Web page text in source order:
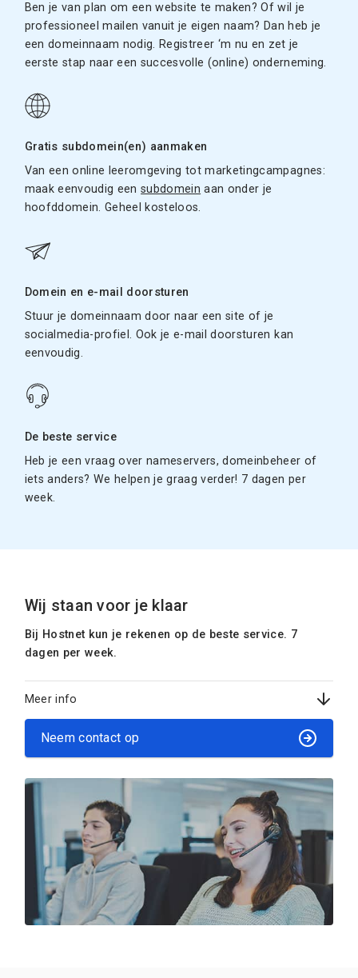
Ben je van plan om een website te maken? Of wil je
professioneel mailen vanuit je eigen naam? Dan heb je
een domeinnaam nodig. Registreer ‘m nu en zet je
eerste stap naar een succesvolle (online) onderneming.
Gratis subdomein(en) aanmaken
Van een online leeromgeving tot marketingcampagnes:
maak eenvoudig eensubdomein aan onder je
hoofddomein. Geheel kosteloos.
Domein en e-mail doorsturen
Stuur je domeinnaam door naar een site of je
socialmedia-profiel. Ook je e-mail doorsturen kan
eenvoudig.
De beste service
Heb je een vraag over nameservers, domeinbeheer of
iets anders? We helpen je graag verder! 7 dagen per
week.
Wij staan voor je klaar
Bij Hostnet kun je rekenen op de beste service. 7
dagen per week.
Meer info
Neem contact op